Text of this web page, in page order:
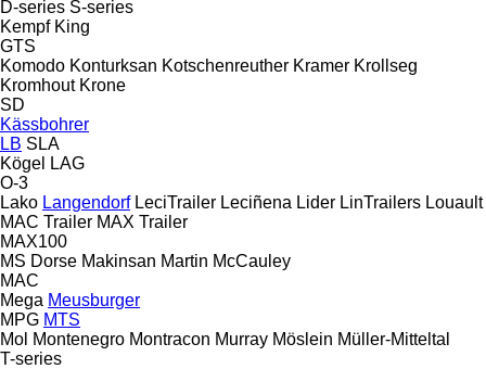
D-series S-series
Kempf King
GTS
Komodo Konturksan Kotschenreuther Kramer Krollseg
Kromhout Krone
SD
Kässbohrer
LB SLA
Kögel
LAG
O-3
Lako Langendorf LeciTrailer Leciñena Lider LinTrailers Louault
MAC Trailer MAX Trailer
MAX100
MS Dorse Makinsan Martin McCauley
MAC
Mega Meusburger
MPG MTS
Mol Montenegro Montracon Murray Möslein Müller-Mitteltal
T-series